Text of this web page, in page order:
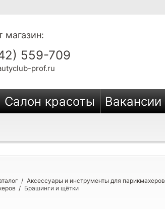
магазин:
559-709
prof.ru
Салон красоты Вакансии
/ Аксессуары и инструменты для парикмахеров
/ Брашинги и щётки